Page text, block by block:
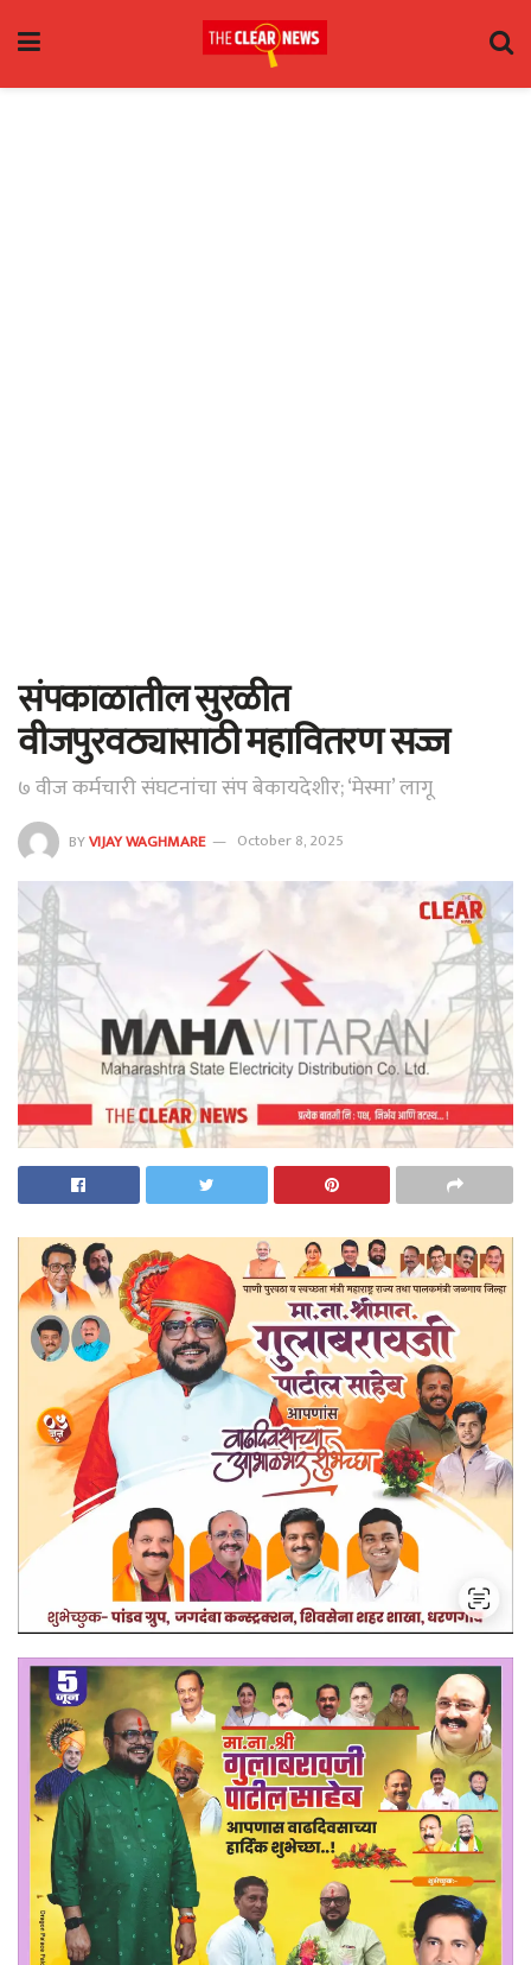
संपकाळातील सुरळीत
वीजपुरवठ्यासाठी महावितरण सज्ज
७ वीज कर्मचारी संघटनांचा संप बेकायदेशीर; ‘मेस्मा’ लागू
BYVIJAY WAGHMARE October 8, 2025